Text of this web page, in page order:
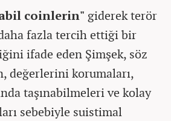
coinlerin" giderek terör
fazla tercih ettiği bir
ifade eden Şimşek, söz
değerlerini korumaları,
taşınabilmeleri ve kolay
sebebiyle suistimal